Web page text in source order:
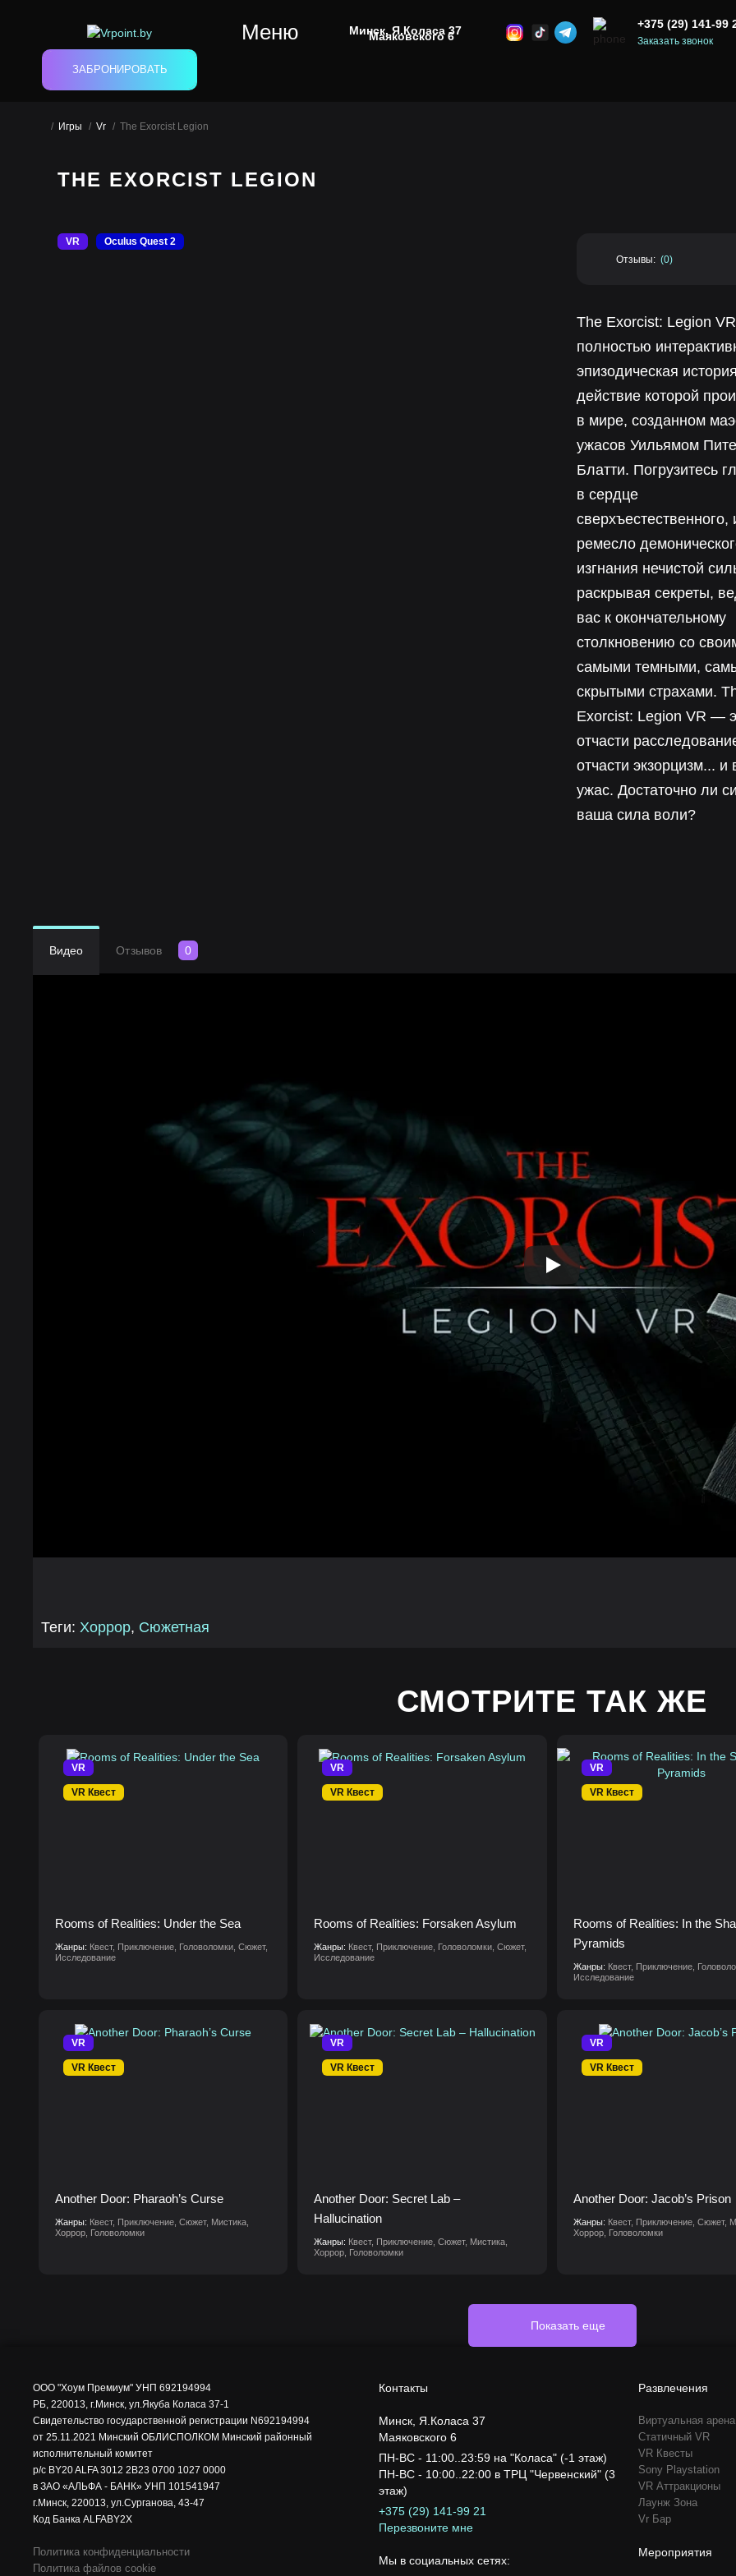
Меню Минск,Я.Коласа 37
Маяковского 6
+375 (29) 141-99
Заказать звонок
ЗАБРОНИРОВАТЬ
Игры Vr The Exorcist Legion
THE EXORCIST LEGION
VR
Oculus Quest 2
Отзывы: (0)
The Exorcist: Legion
полностью
эпизодическая
действие которой
в мире, созданном
ужасов Уильямом
Блатти. Погрузитесь
в сердце
сверхъестественного,
ремесло
изгнания нечистой
раскрывая секреты,
вас к окончательному
столкновению со
самыми темными,
скрытыми страхами.
Exorcist: Legion VR —
отчасти
отчасти экзорцизм... и
ужас. Достаточно ли
ваша сила воли?
Видео Отзывов 0
Теги: Хоррор, Сюжетная
СМОТРИТЕ ТАК ЖЕ
VR
VR Квест
Rooms of Realities: Under the Sea
Жанры: Квест, Приключение, Головоломки, Сюжет,
Исследование
VR
VR Квест
Rooms of Realities: Forsaken Asylum
Жанры: Квест, Приключение, Головоломки, Сюжет,
Исследование
VR
VR Квест
Rooms of Realities: In the
Pyramids
Жанры: Квест, Приключение,
Исследование
VR
VR Квест
Another Door: Pharaoh’s Curse
Жанры: Квест, Приключение, Сюжет, Мистика,
Хоррор, Головоломки
VR
VR Квест
Another Door: Secret Lab –
Hallucination
Жанры: Квест, Приключение, Сюжет, Мистика,
Хоррор, Головоломки
VR
VR Квест
Another Door: Jacob’s Prison
Жанры: Квест, Приключение, Сюжет,
Хоррор, Головоломки
Показать еще
ООО "Хоум Премиум" УНП 692194994
РБ, 220013, г.Минск, ул.Якуба Коласа 37-1
Свидетельство государственной регистрации N692194994
от 25.11.2021 Минский ОБЛИСПОЛКОМ Минский районный
исполнительный комитет
р/с BY20 ALFA 3012 2B23 0700 1027 0000
в ЗАО «АЛЬФА - БАНК» УНП 101541947
г.Минск, 220013, ул.Сурганова, 43-47
Код Банка ALFABY2X
Политика конфиденциальности
Политика файлов cookie
Контакты
Минск,Я.Коласа 37
Маяковского 6
ПН-ВС - 11:00..23:59 на "Коласа" (-1 этаж)
ПН-ВС - 10:00..22:00 в ТРЦ "Червенский" (3
этаж)
+375 (29) 141-99 21
Перезвоните мне
Мы в социальных сетях:
Развлечения
Виртуальная арена
Статичный VR
VR Квесты
Sony Playstation
VR Аттракционы
Лаунж Зона
Vr Бар
Мероприятия